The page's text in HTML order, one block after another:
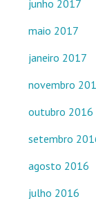
junho 2017
maio 2017
janeiro 2017
novembro
outubro 2016
setembro
agosto 2016
julho 2016